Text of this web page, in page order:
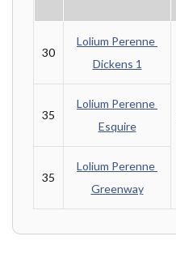
30
Lolium Perenne
Dickens 1
35
Lolium Perenne
Esquire
35
Lolium Perenne
Greenway